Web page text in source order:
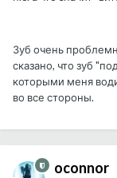
Зуб очень
сказано, что зуб
которыми меня
во все стороны.
oconnor